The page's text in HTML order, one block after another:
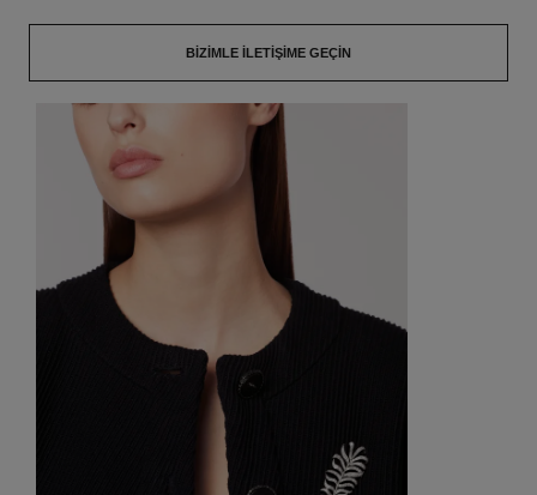
BIZIMLE İLETIŞIME GEÇIN